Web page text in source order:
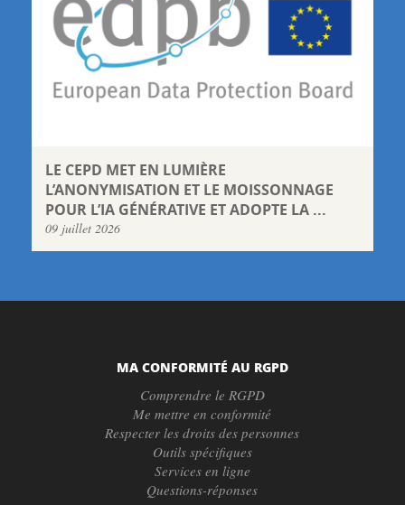
LE CEPD MET EN LUMIÈRE
L’ANONYMISATION ET LE MOISSONNAGE
POUR L’IA GÉNÉRATIVE ET ADOPTE LA ...
09 juillet 2026
MA CONFORMITÉ AU RGPD
Comprendre le RGPD
Me mettre en conformité
Respecter les droits des personnes
Outils spécifiques
Services en ligne
Questions-réponses